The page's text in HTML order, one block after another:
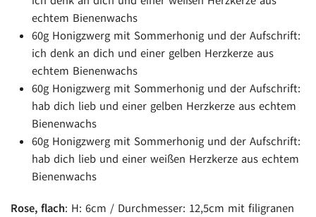
echtem Bienenwachs
60g Honigzwerg mit Sommerhonig und der Aufschrift:
ich denk an dich und einer gelben Herzkerze aus
echtem Bienenwachs
60g Honigzwerg mit Sommerhonig und der Aufschrift:
hab dich lieb und einer gelben Herzkerze aus echtem
Bienenwachs
60g Honigzwerg mit Sommerhonig und der Aufschrift:
hab dich lieb und einer weißen Herzkerze aus echtem
Bienenwachs
Rose, flach: H: 6cm / Durchmesser: 12,5cm mit filigranen